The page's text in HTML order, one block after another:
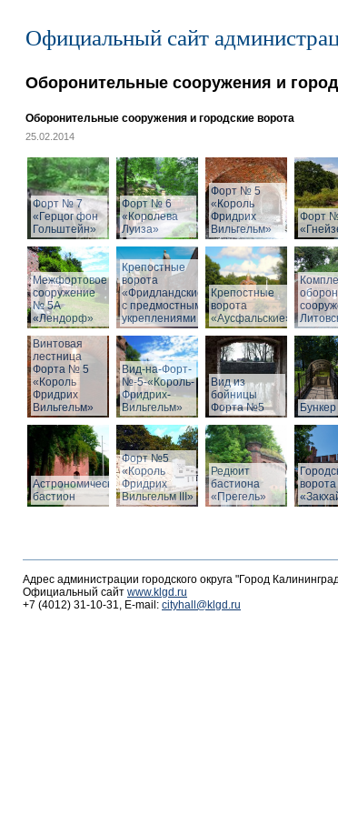
Официальный сайт
Оборонительные сооружения и
Оборонительные сооружения и городские ворота
25.02.2014
Форт № 7
«Герцог фон
Гольштейн»
Форт № 6
«Королева
Луиза»
Форт № 5
«Король
Фридрих
Вильгельм»
Форт
Межфортовое
сооружение
№ 5А
«Лендорф»
Крепостные
ворота
«Фридландские»
с предмостными
укреплениями
Крепостные
ворота
«Аусфальские»
Винтовая
лестница
Форта № 5
«Король
Фридрих
Вильгельм»
Вид-на-Форт-
№-5-«Король-
Фридрих-
Вильгельм»
Вид из
бойницы
Форта №5
Астрономический
бастион
Форт №5
«Король
Фридрих
Вильгельм III»
Редюит
бастиона
«Прегель»
ворота
Адрес администрации городского округа "Город
Официальный сайт www.klgd.ru
+7 (4012) 31-10-31, E-mail: cityhall@klgd.ru